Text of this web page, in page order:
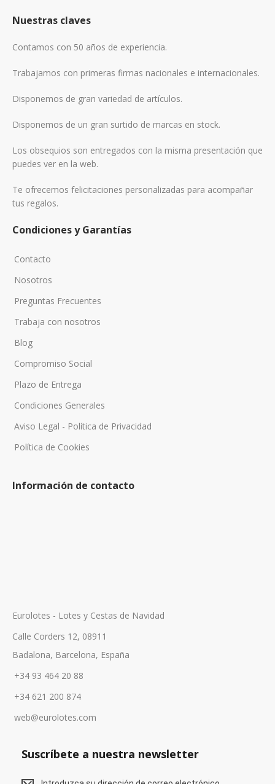
Nuestras claves
Contamos con 50 años de experiencia.
Trabajamos con primeras firmas nacionales e internacionales.
Disponemos de gran variedad de artículos.
Disponemos de un gran surtido de marcas en stock.
Los obsequios son entregados con la misma presentación que
puedes ver en la web.
Te ofrecemos felicitaciones personalizadas para acompañar
tus regalos.
Condiciones y Garantías
Contacto
Nosotros
Preguntas Frecuentes
Trabaja con nosotros
Blog
Compromiso Social
Plazo de Entrega
Condiciones Generales
Aviso Legal - Política de Privacidad
Política de Cookies
Información de contacto
Eurolotes - Lotes y Cestas de Navidad
Calle Corders 12, 08911
Badalona, Barcelona, España
+34 93 464 20 88
+34 621 200 874
web@eurolotes.com
Suscríbete a nuestra newsletter
S